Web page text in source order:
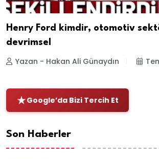
Henry Ford kimdir, otomotiv
devrimsel
Yazan - Hakan Ali Günaydın
Google’da Bizi Tercih Et
Son Haberler